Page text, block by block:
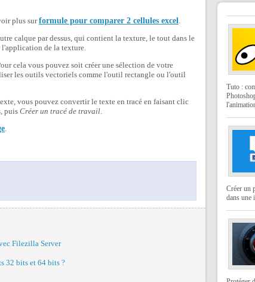
plus surformule pour comparer 2 cellules excel.
calque par dessus, qui contient la texture, le tout dans le
l'application de la texture.
cela vous pouvez soit créer une sélection de votre
les outils vectoriels comme l'outil rectangle ou l'outil
vous pouvez convertir le texte en tracé en faisant clic
puis Créer un tracé de travail.
.
Filezilla Server
32 bits et 64 bits ?
Tuto :
Créer un
dans une